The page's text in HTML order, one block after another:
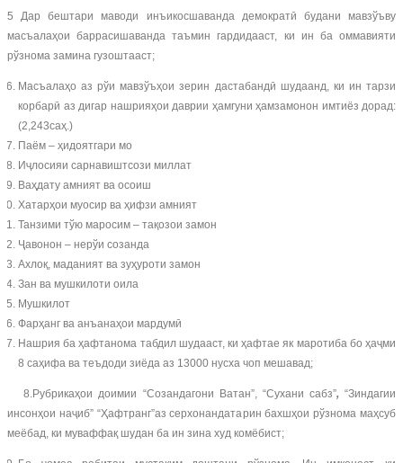
5 Дар бештари маводи инъикосшаванда демократӣ будани мавзўъву
масъалаҳои баррасишаванда таъмин гардидааст, ки ин ба оммавияти
рўзнома замина гузоштааст;
Масъалаҳо аз рўи мавзўъҳои зерин дастабандӣ шудаанд, ки ин тарзи
корбарӣ аз дигар нашрияҳои даврии ҳамгуни ҳамзамонон имтиёз дорад:
(2,243саҳ.)
Паём – ҳидоятгари мо
Иҷлосияи сарнавиштсози миллат
Ваҳдату амният ва осоиш
Хатарҳои муосир ва ҳифзи амният
Танзими тўю маросим – тақозои замон
Ҷавонон – нерўи созанда
Ахлоқ, маданият ва зуҳуроти замон
Зан ва мушкилоти оила
Мушкилот
Фарҳанг ва анъанаҳои мардумӣ
Нашрия ба ҳафтанома табдил шудааст, ки ҳафтае як маротиба бо ҳаҷми
8 саҳифа ва теъдоди зиёда аз 13000 нусха чоп мешавад;
8.Рубрикаҳои доимии “Созандагони Ватан”, “Сухани сабз”,“Зиндагии
инсонҳои наҷиб” “Ҳафтранг”аз серхонандатарин бахшҳои рўзнома маҳсуб
меёбад, ки муваффақ шудан ба ин зина худ комёбист;